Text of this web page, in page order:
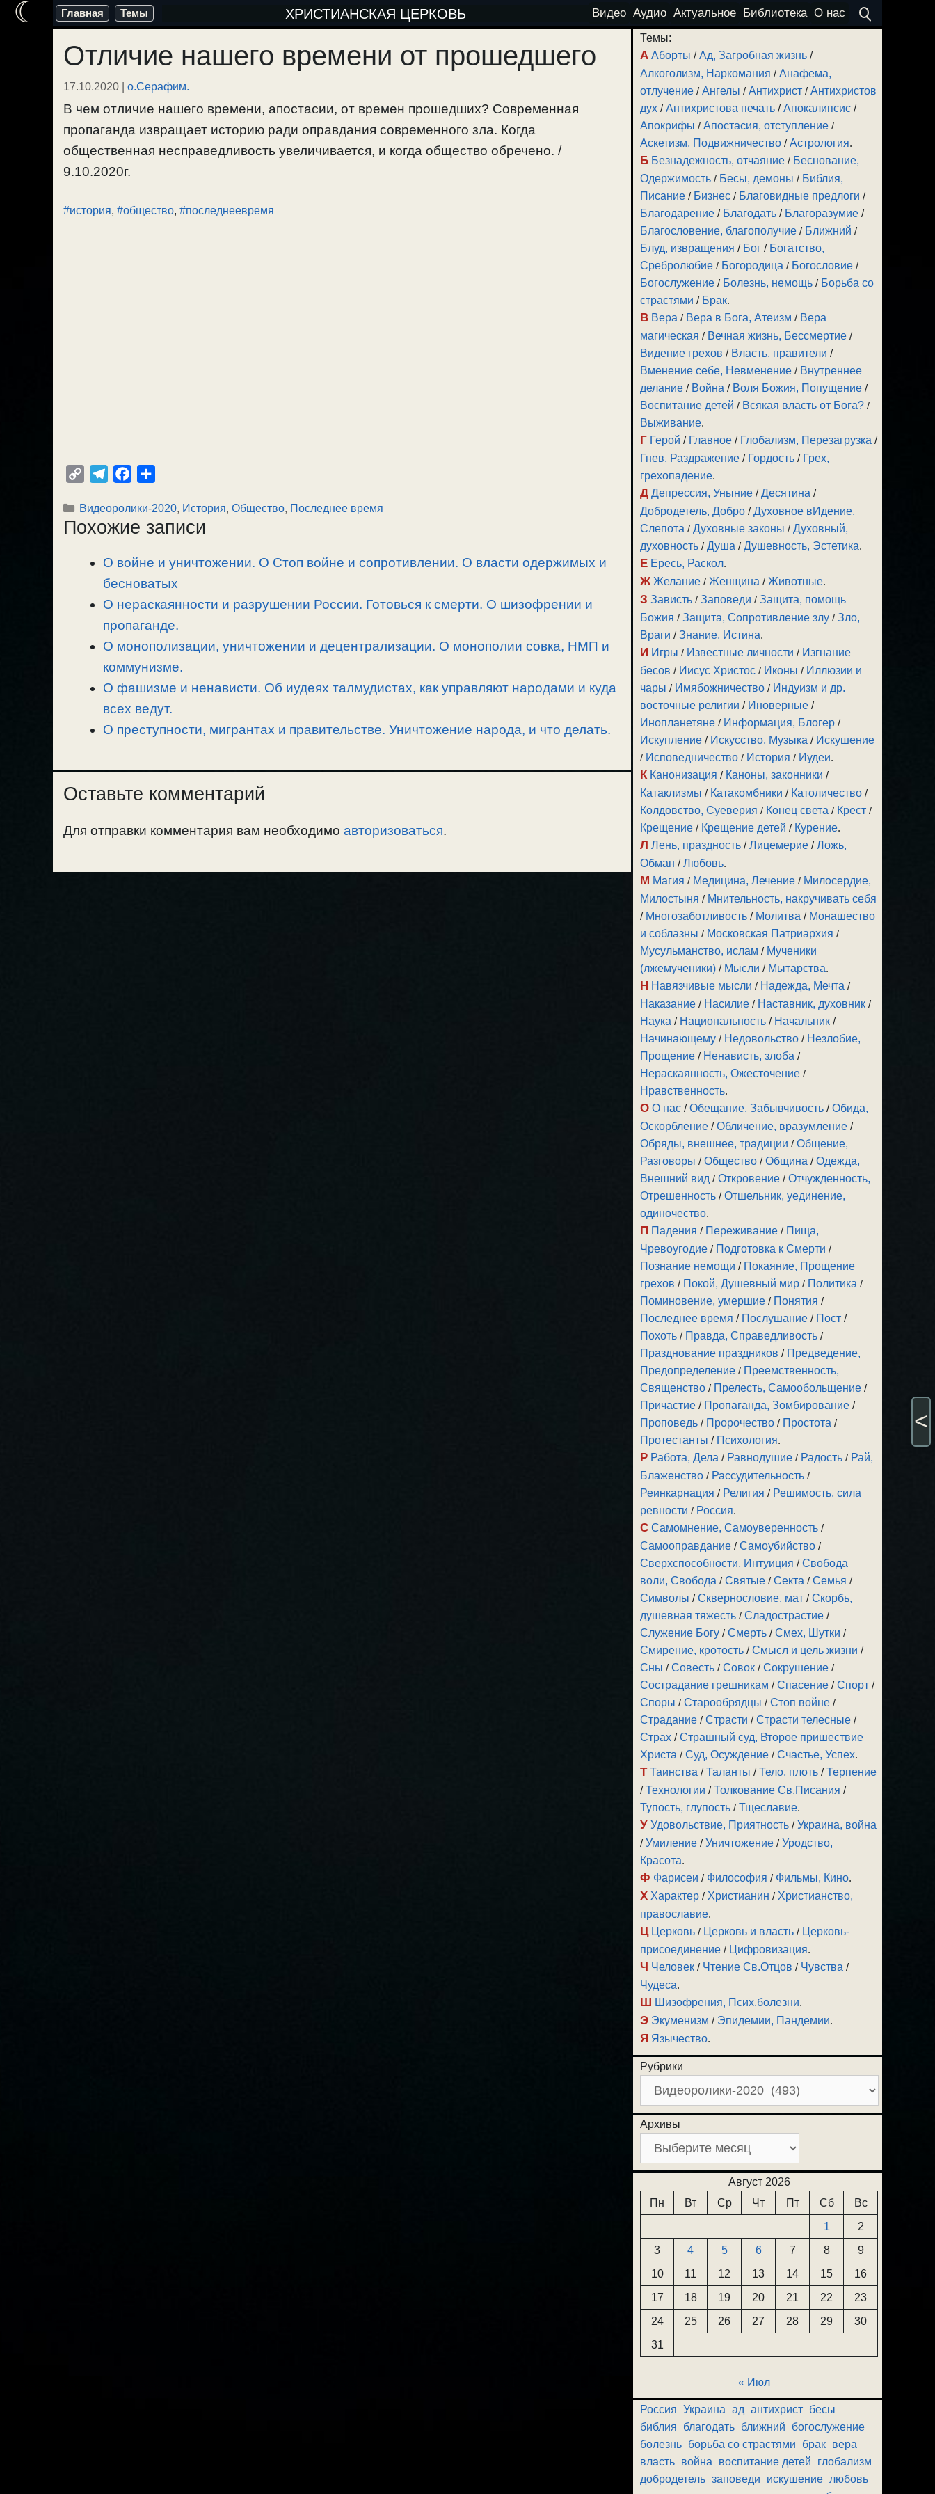
Перейти
содержимому
Главная Темы ХРИСТИАНСКАЯ ЦЕРКОВЬ Видео Аудио Актуальное Библиотека О нас
Отличие нашего времени от прошедшего
17.10.2020 | о.Серафим.
В чем отличие нашего времени, апостасии, от времен прошедших? Современная
пропаганда извращает историю ради оправдания современного зла. Когда
общественная несправедливость увеличивается, и когда общество обречено. /
9.10.2020г.
#история, #общество, #последнеевремя
p
y
l
e
r
a
m
c
e
o
o
k
п
р
в
и
т
Рубрики
Видеоролики-2020, История, Общество, Последнее время
Похожие записи
О войне и уничтожении. О Стоп войне и сопротивлении. О власти одержимых и
бесноватых
О нераскаянности и разрушении России. Готовься к смерти. О шизофрении и
пропаганде.
О монополизации, уничтожении и децентрализации. О монополии совка, НМП и
коммунизме.
О фашизме и ненависти. Об иудеях талмудистах, как управляют народами и куда
всех ведут.
О преступности, мигрантах и правительстве. Уничтожение народа, и что делать.
Оставьте комментарий
Для отправки комментария вам необходимо авторизоваться.
Темы:
А Аборты /Ад, Загробная жизнь /
Алкоголизм, Наркомания /Анафема,
отлучение /Ангелы /Антихрист /Антихристов
дух /Антихристова печать /Апокалипсис /
Апокрифы /Апостасия, отступление /
Аскетизм, Подвижничество /Астрология.
Б Безнадежность, отчаяние / Беснование,
Одержимость / Бесы, демоны / Библия,
Писание / Бизнес / Благовидные предлоги /
Благодарение / Благодать / Благоразумие /
Благословение, благополучие / Ближний /
Блуд, извращения / Бог / Богатство,
Сребролюбие / Богородица / Богословие /
Богослужение / Болезнь, немощь / Борьба со
страстями / Брак.
В Вера / Вера в Бога, Атеизм / Вера
магическая / Вечная жизнь, Бессмертие /
Видение грехов / Власть, правители /
Вменение себе, Невменение / Внутреннее
делание / Война / Воля Божия, Попущение /
Воспитание детей / Всякая власть от Бога? /
Выживание.
Г Герой / Главное / Глобализм, Перезагрузка /
Гнев, Раздражение / Гордость / Грех,
грехопадение.
Д Депрессия, Уныние /Десятина /
Добродетель, Добро /Духовное вИдение,
Слепота /Духовные законы /Духовный,
духовность /Душа /Душевность, Эстетика.
Е Ересь, Раскол.
Ж Желание /Женщина /Животные.
З Зависть /Заповеди /Защита, помощь
Божия /Защита, Сопротивление злу /Зло,
Враги /Знание, Истина.
И Игры / Известные личности / Изгнание
бесов / Иисус Христос / Иконы / Иллюзии и
чары / Имябожничество / Индуизм и др.
восточные религии / Иноверные /
Инопланетяне / Информация, Блогер /
Искупление / Искусство, Музыка / Искушение
/ Исповедничество / История / Иудеи.
К Канонизация / Каноны, законники /
Катаклизмы / Катакомбники / Католичество /
Колдовство, Суеверия / Конец света / Крест /
Крещение / Крещение детей / Курение.
Л Лень, праздность /Лицемерие /Ложь,
Обман /Любовь.
М Магия / Медицина, Лечение / Милосердие,
Милостыня / Мнительность, накручивать себя
/ Многозаботливость / Молитва / Монашество
и соблазны / Московская Патриархия /
Мусульманство, ислам / Мученики
(лжемученики) / Мысли / Мытарства.
Н Навязчивые мысли / Надежда, Мечта /
Наказание / Насилие / Наставник, духовник /
Наука / Национальность / Начальник /
Начинающему / Недовольство / Незлобие,
Прощение / Ненависть, злоба /
Нераскаянность, Ожесточение /
Нравственность.
О О нас /Обещание, Забывчивость /Обида,
Оскорбление /Обличение, вразумление /
Обряды, внешнее, традиции /Общение,
Разговоры /Общество /Община /Одежда,
Внешний вид /Откровение /Отчужденность,
Отрешенность /Отшельник, уединение,
одиночество.
П Падения / Переживание / Пища,
Чревоугодие / Подготовка к Смерти /
Познание немощи / Покаяние, Прощение
грехов / Покой, Душевный мир / Политика /
Поминовение, умершие / Понятия /
Последнее время / Послушание / Пост /
Похоть / Правда, Справедливость /
Празднование праздников / Предведение,
Предопределение / Преемственность,
Священство / Прелесть, Самообольщение /
Причастие / Пропаганда, Зомбирование /
Проповедь / Пророчество / Простота /
Протестанты / Психология.
Р Работа, Дела / Равнодушие / Радость / Рай,
Блаженство / Рассудительность /
Реинкарнация / Религия / Решимость, сила
ревности / Россия.
С Самомнение, Самоуверенность /
Самооправдание /Самоубийство /
Сверхспособности, Интуиция /Свобода
воли, Свобода /Святые /Секта /Семья /
Символы /Сквернословие, мат /Скорбь,
душевная тяжесть /Сладострастие /
Служение Богу /Смерть /Смех, Шутки /
Смирение, кротость /Смысл и цель жизни /
Сны /Совесть /Совок /Сокрушение /
Сострадание грешникам /Спасение /Спорт /
Споры /Старообрядцы /Стоп войне /
Страдание /Страсти /Страсти телесные /
Страх /Страшный суд, Второе пришествие
Христа /Суд, Осуждение /Счастье, Успех.
Т Таинства /Таланты /Тело, плоть /Терпение
/Технологии /Толкование Св.Писания /
Тупость, глупость /Тщеславие.
У Удовольствие, Приятность /Украина, война
/Умиление /Уничтожение /Уродство,
Красота.
Ф Фарисеи / Философия / Фильмы, Кино.
Х Характер / Христианин / Христианство,
православие.
Ц Церковь / Церковь и власть / Церковь-
присоединение / Цифровизация.
Ч Человек / Чтение Св.Отцов / Чувства /
Чудеса.
Ш Шизофрения, Псих.болезни.
Э Экуменизм / Эпидемии, Пандемии.
Я Язычество.
Рубрики
Архивы
Август 2026
Пн
Вт Ср Чт Пт Сб
Вс
1
2
3
4 5 6 7 8
9
10
11 12 13 14 15
16
17
18 19 20 21 22
23
24
25 26 27 28 29
30
31
« Июл
Россия Украина ад антихрист бесы
библия
благодать ближний
богослужение
болезнь борьба со страстями брак вера
власть война воспитание детей
глобализм
добродетель заповеди искушение любовь
☾
<